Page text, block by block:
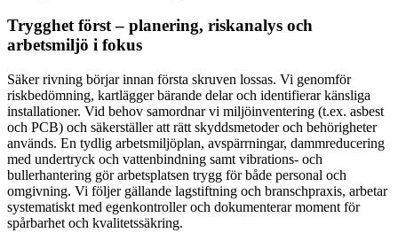
Trygghet först – planering, riskanalys och
arbetsmiljö i fokus
Säker rivning börjar innan första skruven lossas. Vi genomför
riskbedömning, kartlägger bärande delar och identifierar känsliga
installationer. Vid behov samordnar vi miljöinventering (t.ex. asbest
och PCB) och säkerställer att rätt skyddsmetoder och behörigheter
används. En tydlig arbetsmiljöplan, avspärrningar, dammreducering
med undertryck och vattenbindning samt vibrations- och
bullerhantering gör arbetsplatsen trygg för både personal och
omgivning. Vi följer gällande lagstiftning och branschpraxis, arbetar
systematiskt med egenkontroller och dokumenterar moment för
spårbarhet och kvalitetssäkring.